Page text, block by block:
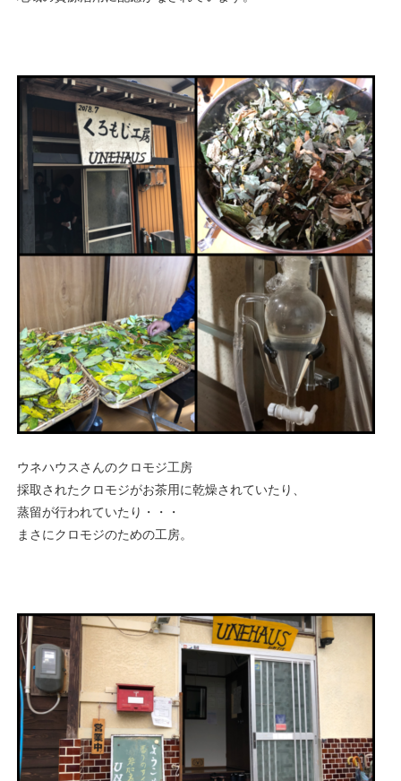
ウネハウスさんのクロモジ工房
採取されたクロモジがお茶用に乾燥されていたり、
蒸留が行われていたり・・・
まさにクロモジのための工房。